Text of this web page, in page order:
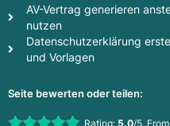
AV-Vertrag generieren
nutzen
Datenschutzerklärung
und Vorlagen
Seite bewerten oder teilen:
Rate this item:Rating: 5.0/5.